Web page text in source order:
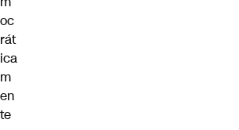
oc
rát
ica
m
en
te